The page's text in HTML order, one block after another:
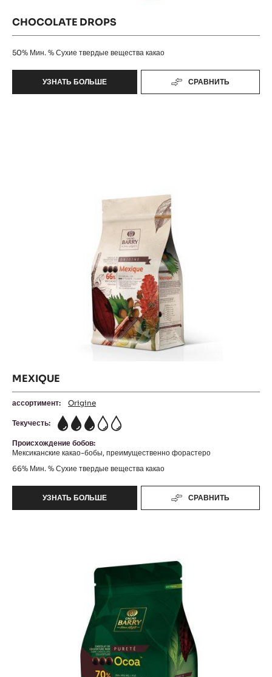
CHOCOLATE DROPS
50% Мин. % Сухие твердые вещества какао
УЗНАТЬ БОЛЬШЕ
-
СРАВНИТЬ
MEXIQUE
ассортимент: Origine
Текучесть:
3
Происхождение бобов:
Мексиканские какао-бобы, преимущественно форастеро
66% Мин. % Сухие твердые вещества какао
УЗНАТЬ БОЛЬШЕ
-
СРАВНИТЬ